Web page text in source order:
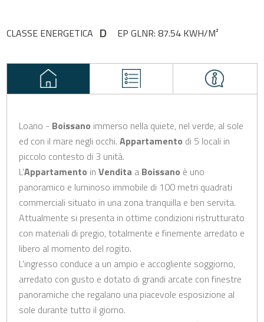
CLASSE ENERGETICA D EP GLNR: 87.54 KWH/M²
Loano - Boissano immerso nella quiete, nel verde, al sole
ed con il mare negli occhi.Appartamento di 5 locali in
piccolo contesto di 3 unità.
L'Appartamento inVendita a Boissano è uno
panoramico e luminoso immobile di 100 metri quadrati
commerciali situato in una zona tranquilla e ben servita.
Attualmente si presenta in ottime condizioni ristrutturato
con materiali di pregio, totalmente e finemente arredato e
libero al momento del rogito.
L'ingresso conduce a un ampio e accogliente soggiorno,
arredato con gusto e dotato di grandi arcate con finestre
panoramiche che regalano una piacevole esposizione al
sole durante tutto il giorno.